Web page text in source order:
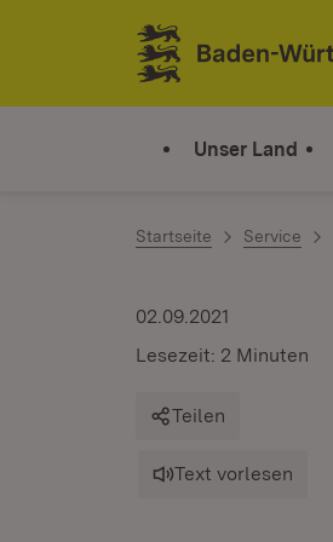
Zum Inhalt springen
Link zur Startseite
Unser Land
Startseite Service
02.09.2021
Lesezeit: 2 Minuten
Teilen
Text vorlesen